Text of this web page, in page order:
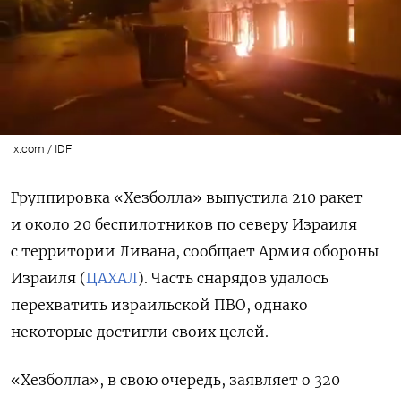
x.com / IDF
Группировка «Хезболла» выпустила 210 ракет
и около 20 беспилотников по северу Израиля
с территории Ливана, сообщает Армия обороны
Израиля (ЦАХАЛ). Часть снарядов удалось
перехватить израильской ПВО, однако
некоторые достигли своих целей.
«Хезболла», в свою очередь, заявляет о 320